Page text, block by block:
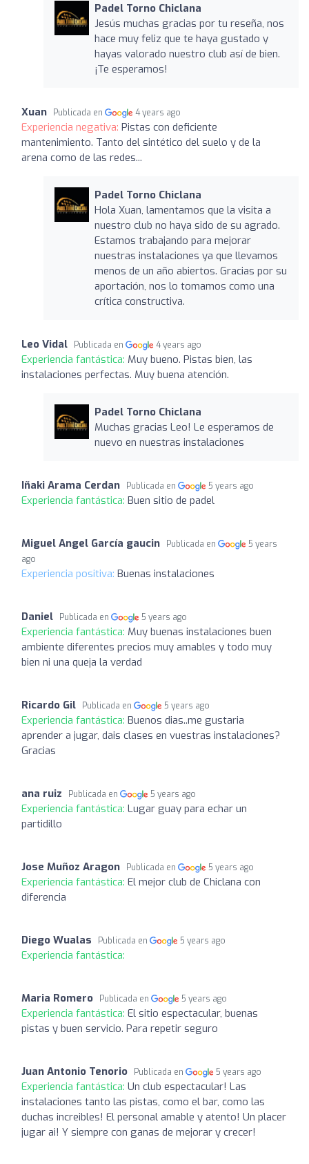
Padel Torno Chiclana
Jesús muchas gracias por tu reseña, nos
hace muy feliz que te haya gustado y
hayas valorado nuestro club así de bien.
¡Te esperamos!
Xuan Publicada en 4 years ago
Experiencia negativa: Pistas con deficiente
mantenimiento. Tanto del sintético del suelo y de la
arena como de las redes...
Padel Torno Chiclana
Hola Xuan, lamentamos que la visita a
nuestro club no haya sido de su agrado.
Estamos trabajando para mejorar
nuestras instalaciones ya que llevamos
menos de un año abiertos. Gracias por su
aportación, nos lo tomamos como una
crítica constructiva.
Leo Vidal Publicada en 4 years ago
Experiencia fantástica: Muy bueno. Pistas bien, las
instalaciones perfectas. Muy buena atención.
Padel Torno Chiclana
Muchas gracias Leo! Le esperamos de
nuevo en nuestras instalaciones
Iñaki Arama Cerdan Publicada en 5 years ago
Experiencia fantástica: Buen sitio de padel
Miguel Angel García gaucin Publicada en
5 years
ago
Experiencia positiva: Buenas instalaciones
Daniel Publicada en 5 years ago
Experiencia fantástica: Muy buenas instalaciones buen
ambiente diferentes precios muy amables y todo muy
bien ni una queja la verdad
Ricardo Gil Publicada en 5 years ago
Experiencia fantástica: Buenos dias..me gustaria
aprender a jugar, dais clases en vuestras instalaciones?
Gracias
ana ruiz Publicada en 5 years ago
Experiencia fantástica: Lugar guay para echar un
partidillo
Jose Muñoz Aragon Publicada en 5 years ago
Experiencia fantástica: El mejor club de Chiclana con
diferencia
Diego Wualas Publicada en 5 years ago
Experiencia fantástica:
Maria Romero Publicada en 5 years ago
Experiencia fantástica: El sitio espectacular, buenas
pistas y buen servicio. Para repetir seguro
Juan Antonio Tenorio Publicada en 5 years ago
Experiencia fantástica: Un club espectacular! Las
instalaciones tanto las pistas, como el bar, como las
duchas increibles! El personal amable y atento! Un placer
jugar ai! Y siempre con ganas de mejorar y crecer!